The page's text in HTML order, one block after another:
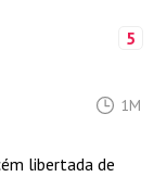
5
1M
libertada de